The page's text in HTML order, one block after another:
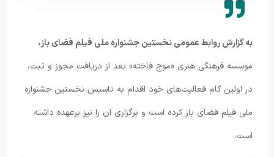
به گزارش روابط عمومی نخستین جشنواره ملی فیلم فضای باز،
موسسه فرهنگی هنری «موج فاخته» بعد از دریافت مجوز و ثبت،
در اولین گام فعالیت‌های خود اقدام به تاسیس نخستین جشنواره
ملی فیلم فضای باز کرده است و برگزاری آن را نیز برعهده داشته
است.